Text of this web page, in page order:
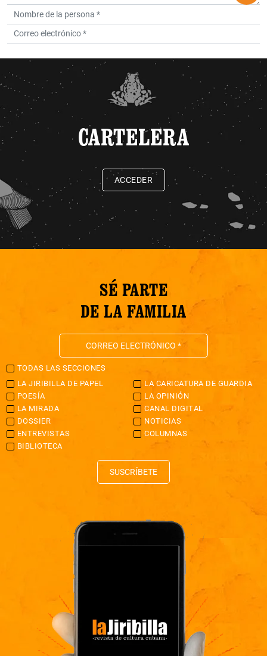
CARTELERA
ACCEDER
SÉ PARTE
DE LA FAMILIA
TODAS LAS SECCIONES
LA JIRIBILLA DE PAPEL
LA CARICATURA DE GUARDIA
POESÍA
LA OPINIÓN
LA MIRADA
CANAL DIGITAL
DOSSIER
NOTICIAS
ENTREVISTAS
COLUMNAS
BIBLIOTECA
SUSCRÍBETE